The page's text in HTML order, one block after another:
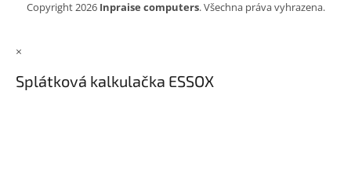
Copyright 2026 Inpraise computers. Všechna práva vyhrazena.
×
Splátková kalkulačka ESSOX